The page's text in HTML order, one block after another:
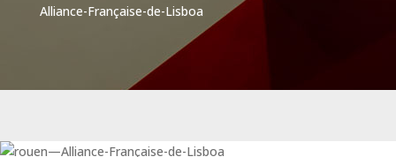
Alliance-Française-de-Lisboa